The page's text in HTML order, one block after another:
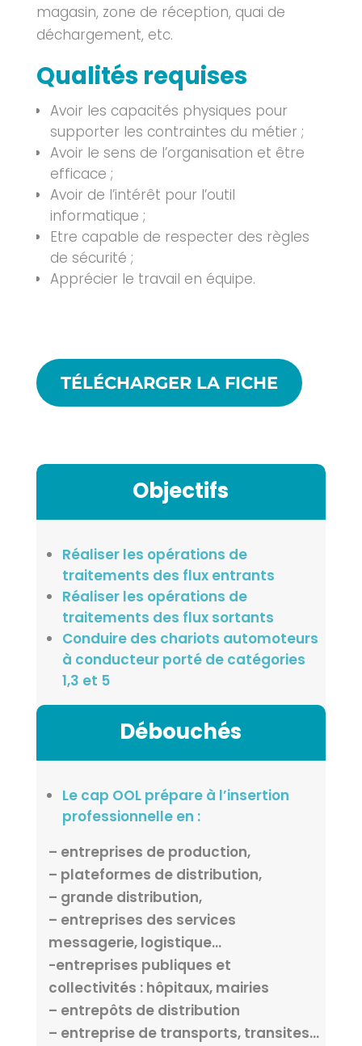
magasin, zone de réception, quai de
déchargement, etc.
Qualités requises
Avoir les capacités physiques pour
supporter les contraintes du métier ;
Avoir le sens de l’organisation et être
efficace ;
Avoir de l’intérêt pour l’outil
informatique ;
Etre capable de respecter des règles
de sécurité ;
Apprécier le travail en équipe.
TÉLÉCHARGER LA FICHE
Objectifs
Réaliser les opérations de
traitements des flux entrants
Réaliser les opérations de
traitements des flux sortants
Conduire des chariots automoteurs
à conducteur porté de catégories
1,3 et 5
Débouchés
Le cap OOL prépare à l’insertion
professionnelle en :
– entreprises de production,
– plateformes de distribution,
– grande distribution,
– entreprises des services
messagerie, logistique…
-entreprises publiques et
collectivités : hôpitaux, mairies
– entrepôts de distribution
– entreprise de transports, transites…